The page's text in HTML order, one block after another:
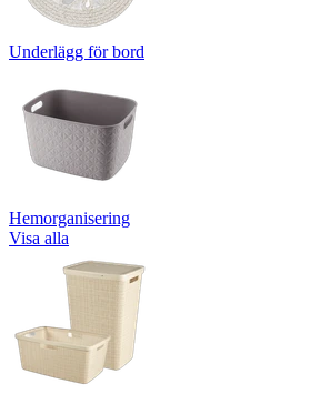
Underlägg för bord
Hemorganisering
Visa alla